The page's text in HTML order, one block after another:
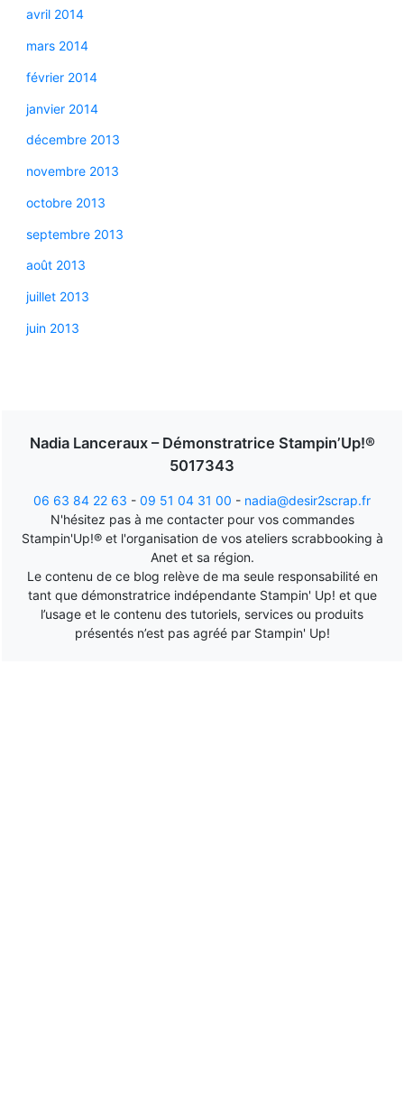
avril 2014
mars 2014
février 2014
janvier 2014
décembre 2013
novembre 2013
octobre 2013
septembre 2013
août 2013
juillet 2013
juin 2013
Nadia Lanceraux – Démonstratrice Stampin’Up!®
5017343
06 63 84 22 63 - 09 51 04 31 00 - nadia@desir2scrap.fr
N'hésitez pas à me contacter pour vos commandes
Stampin'Up!® et l'organisation de vos ateliers scrabbooking à
Anet et sa région.
Le contenu de ce blog relève de ma seule responsabilité en
tant que démonstratrice indépendante Stampin' Up! et que
l’usage et le contenu des tutoriels, services ou produits
présentés n’est pas agréé par Stampin' Up!